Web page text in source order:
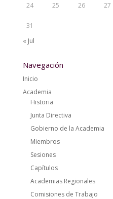
24 25 26 27
31
« Jul
Navegación
Inicio
Academia
Historia
Junta Directiva
Gobierno de la Academia
Miembros
Sesiones
Capítulos
Academias Regionales
Comisiones de Trabajo